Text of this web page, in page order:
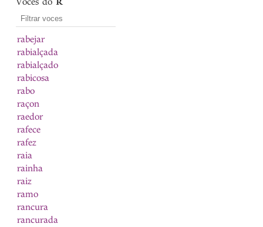
rabejar
rabialçada
rabialçado
rabicosa
rabo
raçon
raedor
rafece
rafez
raia
rainha
raiz
ramo
rancura
rancurada